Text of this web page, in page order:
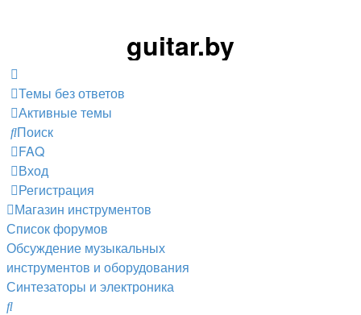
guitar.by
Темы без ответов
Активные темы
Поиск
FAQ
Вход
Регистрация
Магазин инструментов
Список форумов
Обсуждение музыкальных
инструментов и оборудования
Синтезаторы и электроника
Поиск